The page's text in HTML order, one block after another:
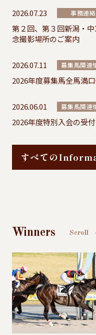
2026.07.23 事務連絡
第２回、第３回新潟・
念撮影場所のご案内
2026.07.11 募集馬関連
2026年度募集馬全馬満
2026.06.01 募集馬関連
2026年度特別入会の受
すべての
Winners Scroll